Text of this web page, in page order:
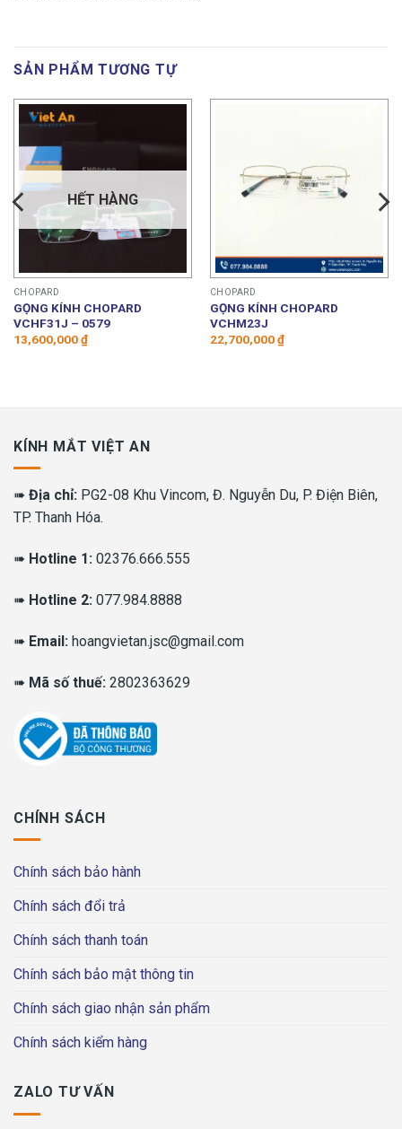
SẢN PHẨM TƯƠNG TỰ
HẾT HÀNG
CHOPARD
GỌNG KÍNH CHOPARD
VCHF31J – 0579
13,600,000₫
CHOPARD
GỌNG KÍNH CHOPARD
VCHM23J
22,700,000₫
KÍNH MẮT VIỆT AN
➠ Địa chỉ: PG2-08 Khu Vincom, Đ. Nguyễn Du, P. Điện Biên,
TP. Thanh Hóa.
➠ Hotline 1: 02376.666.555
➠ Hotline 2: 077.984.8888
➠ Email: hoangvietan.jsc@gmail.com
➠ Mã số thuế: 2802363629
CHÍNH SÁCH
Chính sách bảo hành
Chính sách đổi trả
Chính sách thanh toán
Chính sách bảo mật thông tin
Chính sách giao nhận sản phẩm
Chính sách kiểm hàng
ZALO TƯ VẤN